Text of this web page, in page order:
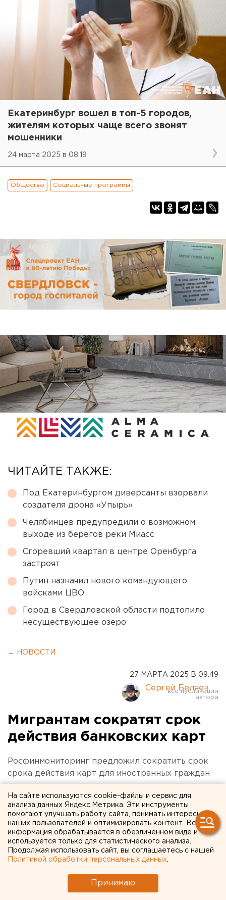
Екатеринбург вошел в топ-5 городов,
жителям которых чаще всего звонят
мошенники
24 марта 2025 в 08:19
Общество Социальные программы
ЧИТАЙТЕ ТАКЖЕ:
Под Екатеринбургом диверсанты взорвали
создателя дрона «Упырь»
Челябинцев предупредили о возможном
выходе из берегов реки Миасс
Сгоревший квартал в центре Оренбурга
застроят
Путин назначил нового командующего
войсками ЦВО
Город в Свердловской области подтопило
несуществующее озеро
← НОВОСТИ
27 МАРТА 2025 В 09:49
Сергей Беляев
Мигрантам сократят срок
действия банковских карт
Росфинмониторинг предложил сократить срок
срока действия карт для иностранных граждан
На сайте используются cookie-файлы и сервис для
анализа данных Яндекс.Метрика. Эти инструменты
помогают улучшать работу сайта, понимать интересы
наших пользователей и оптимизировать контент. Вся
информация обрабатывается в обезличенном виде и
используется только для статистического анализа.
Продолжая использовать сайт, вы соглашаетесь с нашей
Политикой обработки персональных данных
Принимаю